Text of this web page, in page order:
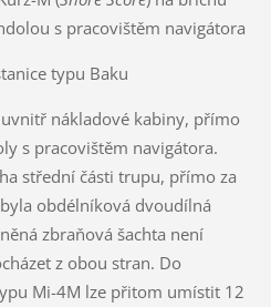
s pracovištěm navigátora
typu Baku
nákladové kabiny, přímo
s pracovištěm navigátora.
střední části trupu, přímo za
obdélníková dvoudílná
zbraňová šachta není
z obou stran. Do
Mi-4M lze přitom umístit 12